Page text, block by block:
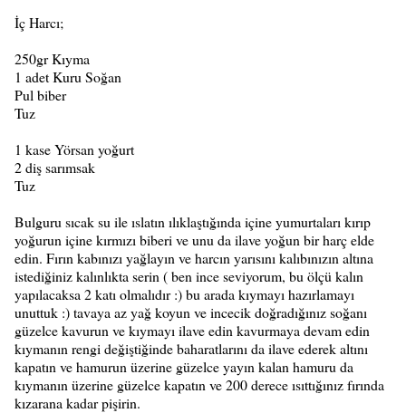
İç Harcı;
250gr Kıyma
1 adet Kuru Soğan
Pul biber
Tuz
1 kase Yörsan yoğurt
2 diş sarımsak
Tuz
Bulguru sıcak su ile ıslatın ılıklaştığında içine yumurtaları kırıp
yoğurun içine kırmızı biberi ve unu da ilave yoğun bir harç elde
edin. Fırın kabınızı yağlayın ve harcın yarısını kalıbınızın altına
istediğiniz kalınlıkta serin ( ben ince seviyorum, bu ölçü kalın
yapılacaksa 2 katı olmalıdır :) bu arada kıymayı hazırlamayı
unuttuk :) tavaya az yağ koyun ve incecik doğradığınız soğanı
güzelce kavurun ve kıymayı ilave edin kavurmaya devam edin
kıymanın rengi değiştiğinde baharatlarını da ilave ederek altını
kapatın ve hamurun üzerine güzelce yayın kalan hamuru da
kıymanın üzerine güzelce kapatın ve 200 derece ısıttığınız fırında
kızarana kadar pişirin.